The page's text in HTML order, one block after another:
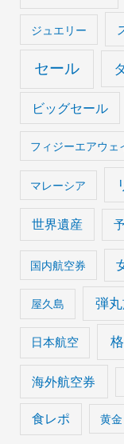
ジュエリー
セール
ビッグセール
フィジーエアウェ
マレーシア
世界遺産
国内航空券
屋久島 弾
日本航空
海外航空券
食レポ 黄金